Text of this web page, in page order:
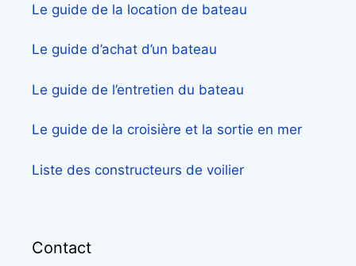
Le guide de la location de bateau
Le guide d’achat d’un bateau
Le guide de l’entretien du bateau
Le guide de la croisière et la sortie en mer
Liste des constructeurs de voilier
Contact